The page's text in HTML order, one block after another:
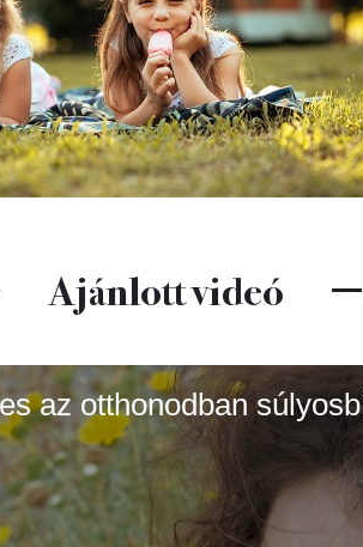
Ajánlott videó
az otthonodban